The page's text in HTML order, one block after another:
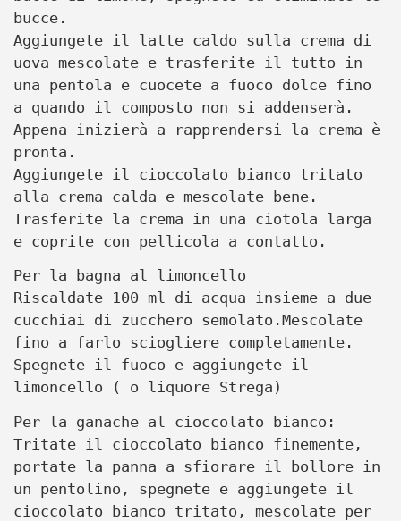
bucce.
Aggiungete il latte caldo sulla crema di
uova mescolate e trasferite il tutto in
una pentola e cuocete a fuoco dolce fino
a quando il composto non si addenserà.
Appena inizierà a rapprendersi la crema è
pronta.
Aggiungete il cioccolato bianco tritato
alla crema calda e mescolate bene.
Trasferite la crema in una ciotola larga
e coprite con pellicola a contatto.
Per la bagna al limoncello
Riscaldate 100 ml di acqua insieme a due
cucchiai di zucchero semolato.Mescolate
fino a farlo sciogliere completamente.
Spegnete il fuoco e aggiungete il
limoncello ( o liquore Strega)
Per la ganache al cioccolato bianco:
Tritate il cioccolato bianco finemente,
portate la panna a sfiorare il bollore in
un pentolino, spegnete e aggiungete il
cioccolato bianco tritato, mescolate per